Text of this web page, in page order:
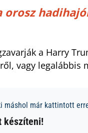
orosz
a Harry
vagy legalábbis
máshol már kattintott
készíteni!